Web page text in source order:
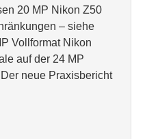
20 MP Nikon Z50
– siehe
Vollformat Nikon
auf der 24 MP
neue Praxisbericht